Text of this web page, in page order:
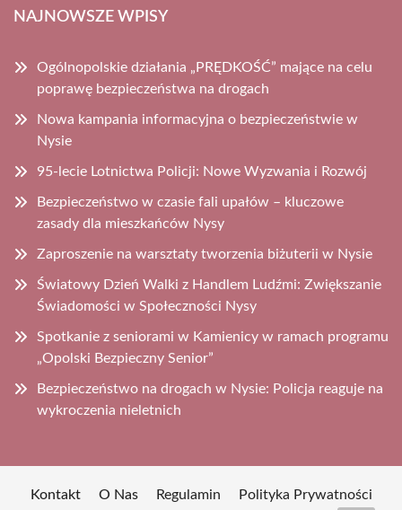
NAJNOWSZE WPISY
Ogólnopolskie działania „PRĘDKOŚĆ” mające na celu
poprawę bezpieczeństwa na drogach
Nowa kampania informacyjna o bezpieczeństwie w
Nysie
95-lecie Lotnictwa Policji: Nowe Wyzwania i Rozwój
Bezpieczeństwo w czasie fali upałów – kluczowe
zasady dla mieszkańców Nysy
Zaproszenie na warsztaty tworzenia biżuterii w Nysie
Światowy Dzień Walki z Handlem Ludźmi: Zwiększanie
Świadomości w Społeczności Nysy
Spotkanie z seniorami w Kamienicy w ramach programu
„Opolski Bezpieczny Senior”
Bezpieczeństwo na drogach w Nysie: Policja reaguje na
wykroczenia nieletnich
Kontakt O Nas Regulamin Polityka Prywatności